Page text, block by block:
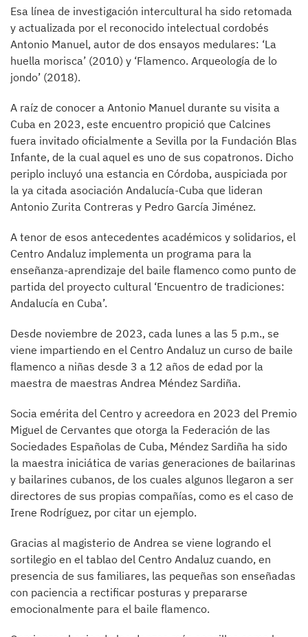
Esa línea de investigación intercultural ha sido retomada
y actualizada por el reconocido intelectual cordobés
Antonio Manuel, autor de dos ensayos medulares: ‘La
huella morisca’ (2010) y ‘Flamenco. Arqueología de lo
jondo’ (2018).
A raíz de conocer a Antonio Manuel durante su visita a
Cuba en 2023, este encuentro propició que Calcines
fuera invitado oficialmente a Sevilla por la Fundación Blas
Infante, de la cual aquel es uno de sus copatronos. Dicho
periplo incluyó una estancia en Córdoba, auspiciada por
la ya citada asociación Andalucía-Cuba que lideran
Antonio Zurita Contreras y Pedro García Jiménez.
A tenor de esos antecedentes académicos y solidarios, el
Centro Andaluz implementa un programa para la
enseñanza-aprendizaje del baile flamenco como punto de
partida del proyecto cultural ‘Encuentro de tradiciones:
Andalucía en Cuba’.
Desde noviembre de 2023, cada lunes a las 5 p.m., se
viene impartiendo en el Centro Andaluz un curso de baile
flamenco a niñas desde 3 a 12 años de edad por la
maestra de maestras Andrea Méndez Sardiña.
Socia emérita del Centro y acreedora en 2023 del Premio
Miguel de Cervantes que otorga la Federación de las
Sociedades Españolas de Cuba, Méndez Sardiña ha sido
la maestra iniciática de varias generaciones de bailarinas
y bailarines cubanos, de los cuales algunos llegaron a ser
directores de sus propias compañías, como es el caso de
Irene Rodríguez, por citar un ejemplo.
Gracias al magisterio de Andrea se viene logrando el
sortilegio en el tablao del Centro Andaluz cuando, en
presencia de sus familiares, las pequeñas son enseñadas
con paciencia a rectificar posturas y prepararse
emocionalmente para el baile flamenco.